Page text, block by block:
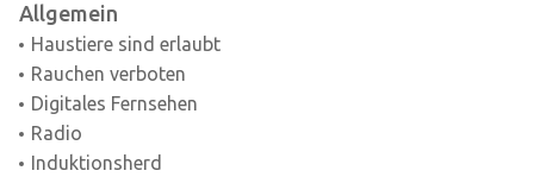
Allgemein
Haustiere sind erlaubt
Rauchen verboten
Digitales Fernsehen
Radio
Induktionsherd